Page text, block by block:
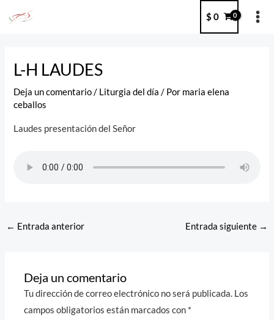
$ 0
L-H LAUDES
Deja un comentario / Liturgia del día / Por maria elena
ceballos
Laudes presentación del Señor
← Entrada anterior Entrada siguiente →
Deja un comentario
Tu dirección de correo electrónico no será publicada. Los
campos obligatorios están marcados con *